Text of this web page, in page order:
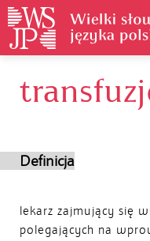
Definicja
lekarz zajmujący się
polegających na